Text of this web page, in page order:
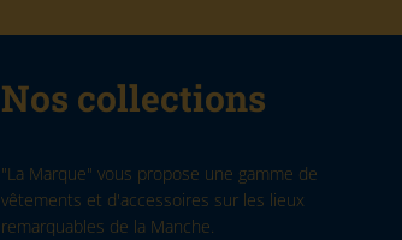
Nos collections
"La Marque" vous propose une gamme de
vêtements et d'accessoires sur les lieux
remarquables de la Manche.